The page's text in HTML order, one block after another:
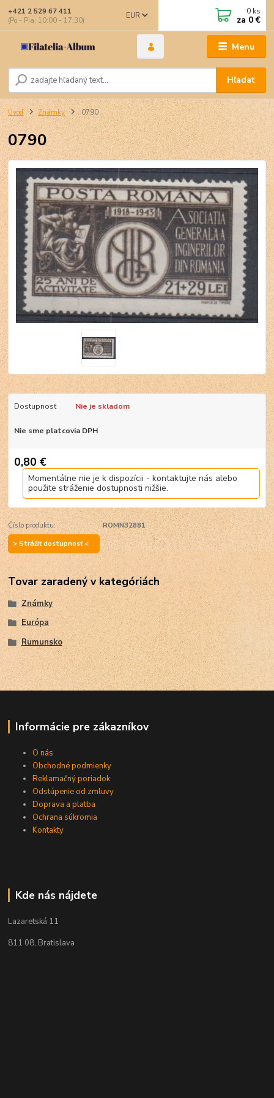
Menu
EUR
Hľadať
+421 2 529 67 411
(Po - Pia: 10:00 - 17:30)
0 ks
za 0 €
Úvod Známky 0790
0790
Dostupnosť Nie je skladom
Nie sme platcovia DPH
0,80 €
Momentálne nie je k dispozícii - kontaktujte nás alebo
použite stráženie dostupnosti nižšie.
Číslo produktu:
ROMN32881
> Strážiť dostupnosť <
Tovar zaradený v kategóriách
Známky
Európa
Rumunsko
Informácie pre zákazníkov
O nás
Obchodné podmienky
Reklamačný poriadok
Odstúpenie od zmluvy
Doprava a platba
Ochrana súkromia
Kontakty
Kde nás nájdete
Lazaretská 11
811 08, Bratislava